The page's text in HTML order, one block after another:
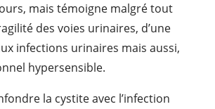
mais témoigne malgré tout
des voies urinaires, d’une
infections urinaires mais aussi,
hypersensible.
la cystite avec l’infection